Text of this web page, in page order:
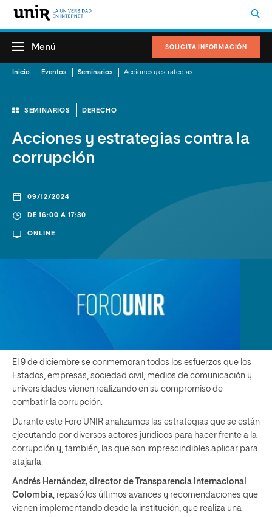
SOLICITA INFORMACIÓN
Menú
Inicio Eventos Seminarios
SEMINARIOS DERECHO
Acciones y estrategias contra la
corrupción
09/12/2024
DE 16:00 A 17:30
ONLINE
El 9 de diciembre se conmemoran todos los esfuerzos que los
Estados, empresas, sociedad civil, medios de comunicación y
universidades vienen realizando en su compromiso de
combatir la corrupción.
Durante este Foro UNIR analizamos las estrategias que se están
ejecutando por diversos actores jurídicos para hacer frente a la
corrupción y, también, las que son imprescindibles aplicar para
atajarla.
Andrés Hernández, director de Transparencia Internacional
Colombia, repasó los últimos avances y recomendaciones que
vienen implementando desde la institución, que realiza una